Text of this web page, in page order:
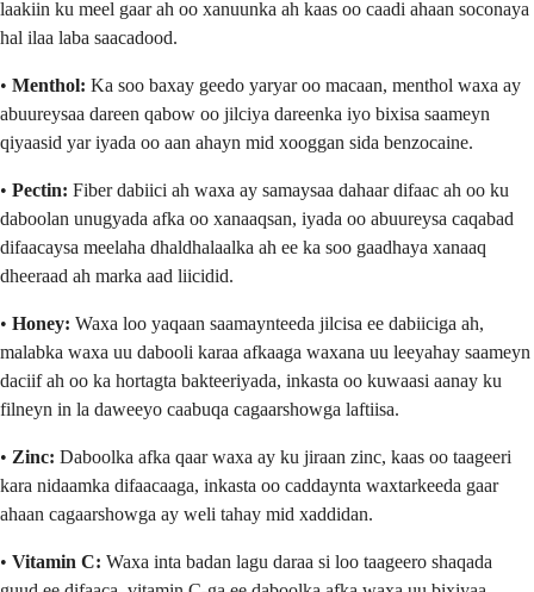
laakiin ku meel gaar ah oo xanuunka ah kaas oo caadi ahaan soconaya
hal ilaa laba saacadood.
• Menthol: Ka soo baxay geedo yaryar oo macaan, menthol waxa ay
abuureysaa dareen qabow oo jilciya dareenka iyo bixisa saameyn
qiyaasid yar iyada oo aan ahayn mid xooggan sida benzocaine.
• Pectin: Fiber dabiici ah waxa ay samaysaa dahaar difaac ah oo ku
daboolan unugyada afka oo xanaaqsan, iyada oo abuureysa caqabad
difaacaysa meelaha dhaldhalaalka ah ee ka soo gaadhaya xanaaq
dheeraad ah marka aad liicidid.
• Honey: Waxa loo yaqaan saamaynteeda jilcisa ee dabiiciga ah,
malabka waxa uu dabooli karaa afkaaga waxana uu leeyahay saameyn
daciif ah oo ka hortagta bakteeriyada, inkasta oo kuwaasi aanay ku
filneyn in la daweeyo caabuqa cagaarshowga laftiisa.
• Zinc: Daboolka afka qaar waxa ay ku jiraan zinc, kaas oo taageeri
kara nidaamka difaacaaga, inkasta oo caddaynta waxtarkeeda gaar
ahaan cagaarshowga ay weli tahay mid xaddidan.
• Vitamin C: Waxa inta badan lagu daraa si loo taageero shaqada